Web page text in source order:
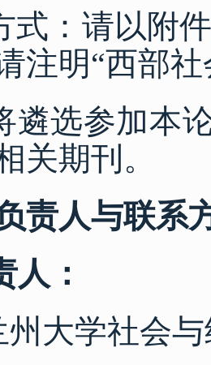
式：请以附
注明“西部
遴选参加本
关期刊。
责人与联系
人：
州大学社会